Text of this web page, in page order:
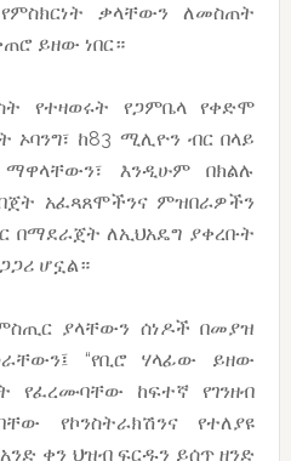
ቃላቸውን ለመስጠት
ይዘው ነበር።
የተዛወሩት የጋምቤላ የቀድሞ
ኦባንግ፣ ከ83 ሚሊዮን ብር በላይ
እንዲሁም በክልሉ
አፈጻጸሞችንና ምዝበራዎችን
በማደራጀት ለኢህአዴግ ያቀረቡት
ሆኗል።
ያላቸውን ሰነዶች በመያዝ
“የቢሮ ሃላፊው ይዘው
የፈረሙባቸው ከፍተኛ የገንዘብ
የኮንስትራክሽንና የተለያዩ
ቀን ህዝብ ፍርዱን ይሰጥ ዘንድ